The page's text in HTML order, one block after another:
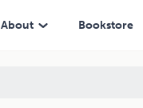
About Bookstore